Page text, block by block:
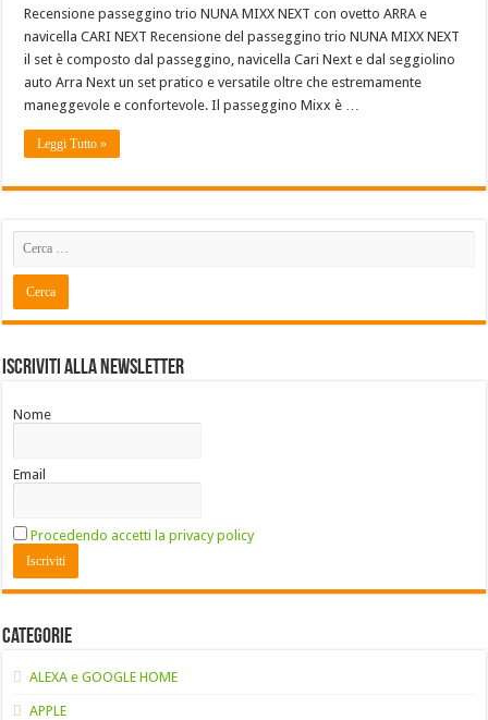
Recensione passeggino trio NUNA MIXX NEXT con ovetto ARRA e
navicella CARI NEXT Recensione del passeggino trio NUNA MIXX NEXT
il set è composto dal passeggino, navicella Cari Next e dal seggiolino
auto Arra Next un set pratico e versatile oltre che estremamente
maneggevole e confortevole. Il passeggino Mixx è …
Leggi Tutto »
Iscriviti alla Newsletter
Nome
Email
Procedendo accetti la privacy policy
Categorie
ALEXA e GOOGLE HOME
APPLE